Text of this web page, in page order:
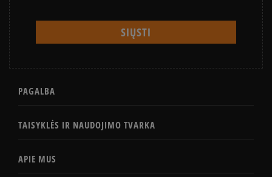
PAGALBA
TAISYKLĖS IR NAUDOJIMO TVARKA
APIE MUS